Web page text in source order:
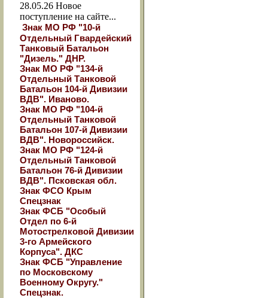
28.05.26 Новое
поступление на сайте...
Знак МО РФ "10-й
Отдельный Гвардейский
Танковый Батальон
"Дизель." ДНР.
Знак МО РФ "134-й
Отдельный Танковой
Батальон 104-й Дивизии
ВДВ". Иваново.
Знак МО РФ "104-й
Отдельный Танковой
Батальон 107-й Дивизии
ВДВ". Новороссийск.
Знак МО РФ "124-й
Отдельный Танковой
Батальон 76-й Дивизии
ВДВ". Псковская обл.
Знак ФСО Крым
Спецзнак
Знак ФСБ "Особый
Отдел по 6-й
Мотострелковой Дивизии
3-го Армейского
Корпуса". ДКС
Знак ФСБ "Управление
по Московскому
Военному Округу."
Спецзнак.